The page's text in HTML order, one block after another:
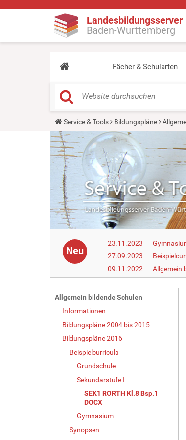
Landesbildungsserver
Baden-Württemberg
Fächer & Schularten
Y
o
u
a
e
Service & Tools Bildungspläne
Neu
23.11.2023
27.09.2023
09.11.2022
Allgemein
N
Allgemein bildende Schulen
Informationen
Bildungspläne 2004 bis 2015
Bildungspläne 2016
Beispielcurricula
Grundschule
Sekundarstufe I
SEK1 RORTH Kl.8 Bsp.1
DOCX
Gymnasium
Synopsen